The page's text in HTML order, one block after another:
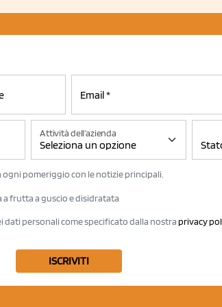
Attività dell'azienda
pomeriggio con le notizie principali.
a frutta a guscio e disidratata
personali come specificato dalla nostra privacy
ISCRIVITI